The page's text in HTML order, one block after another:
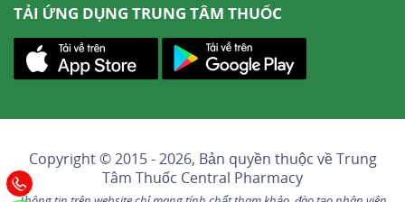
TẢI ỨNG DỤNG TRUNG TÂM THUỐC
Copyright © 2015 - 2026, Bản quyền thuộc vềTrung
Tâm Thuốc Central Pharmacy